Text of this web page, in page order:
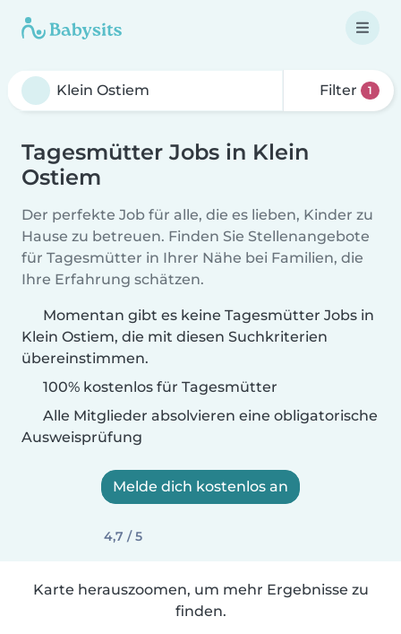
Filter 1
Tagesmütter Jobs in Klein
Ostiem
Der perfekte Job für alle, die es lieben, Kinder zu
Hause zu betreuen. Finden Sie Stellenangebote
für Tagesmütter in Ihrer Nähe bei Familien, die
Ihre Erfahrung schätzen.
Momentan gibt es keine Tagesmütter Jobs in
Klein Ostiem, die mit diesen Suchkriterien
übereinstimmen.
100% kostenlos für Tagesmütter
Alle Mitglieder absolvieren eine obligatorische
Ausweisprüfung
Melde dich kostenlos an
4,7 / 5
Karte herauszoomen, um mehr Ergebnisse zu
finden.